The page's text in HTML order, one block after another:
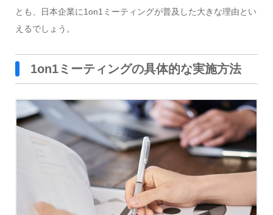
とも、日本企業に1on1ミーティングが普及した大きな理由とい
えるでしょう。
1on1ミーティングの具体的な実施方法